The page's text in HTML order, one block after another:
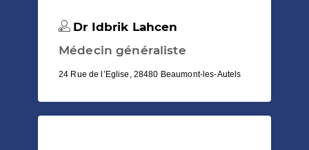
Dr Idbrik Lahcen
Médecin généraliste
24 Rue de l’Eglise, 28480 Beaumont-les-Autels